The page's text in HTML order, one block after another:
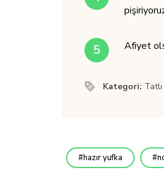
Afiyet
Kategori: Tatlı
hazır yufka